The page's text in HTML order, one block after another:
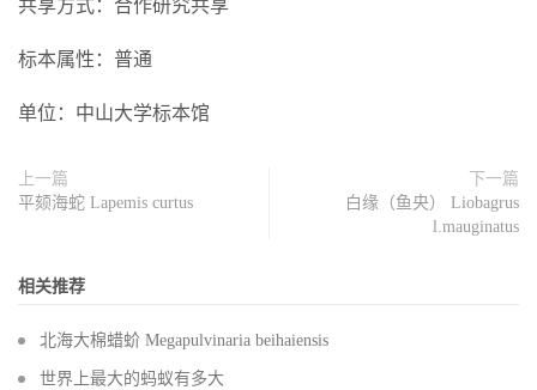
共享方式：合作研究共享
标本属性：普通
单位：中山大学标本馆
上一篇
平颏海蛇 Lapemis curtus
下一篇
白缘（鱼央） Liobagrus
l.mauginatus
相关推荐
北海大棉蜡蚧 Megapulvinaria beihaiensis
世界上最大的蚂蚁有多大